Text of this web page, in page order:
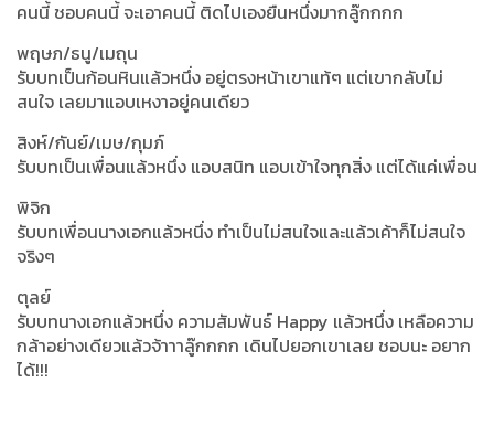
คนนี้ ชอบคนนี้ จะเอาคนนี้ ติดไปเองยืนหนึ่งมากลู๊กกกก
พฤษภ/ธนู/เมถุน
รับบทเป็นก้อนหินแล้วหนึ่ง อยู่ตรงหน้าเขาแท้ๆ แต่เขากลับไม่
สนใจ เลยมาแอบเหงาอยู่คนเดียว
สิงห์/กันย์/เมษ/กุมภ์
รับบทเป็นเพื่อนแล้วหนึ่ง แอบสนิท แอบเข้าใจทุกสิ่ง แต่ได้แค่เพื่อน
พิจิก
รับบทเพื่อนนางเอกแล้วหนึ่ง ทำเป็นไม่สนใจและแล้วเค้าก็ไม่สนใจ
จริงๆ
ตุลย์
รับบทนางเอกแล้วหนึ่ง ความสัมพันธ์ Happy แล้วหนึ่ง เหลือความ
กล้าอย่างเดียวแล้วจ้าาาลู๊กกกก เดินไปยอกเขาเลย ชอบนะ อยาก
ได้!!!